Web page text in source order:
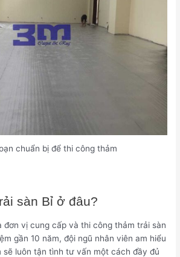
chuẩn bị để thi công thảm
sàn Bỉ ở đâu?
đơn vị cung cấp và thi công thảm trải sàn
gần 10 năm, đội ngũ nhân viên am hiểu
sẽ luôn tận tình tư vấn một cách đầy đủ